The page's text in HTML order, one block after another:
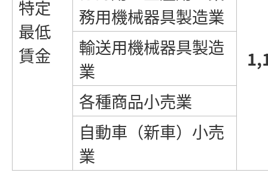
特定
最低
賃金
務用機械器具製造業
輸送用機械器具製造
業
各種商品小売業
自動車（新車）小売
業